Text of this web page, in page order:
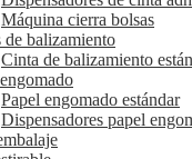
Máquina cierra bolsas
de balizamiento
Cinta de balizamiento
Papel engomado estándar
Dispensadores papel